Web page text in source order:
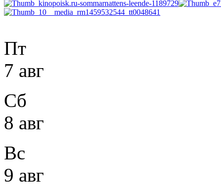
Пт
7 авг
Сб
8 авг
Вс
9 авг